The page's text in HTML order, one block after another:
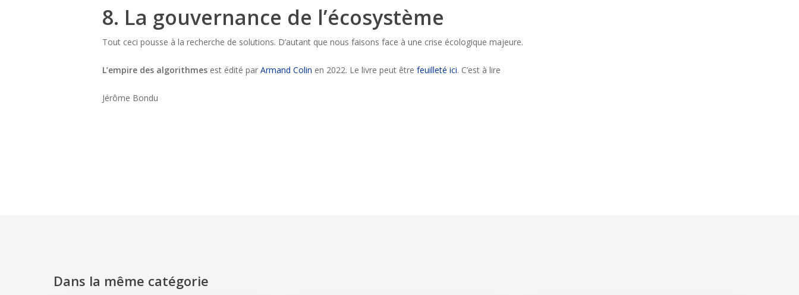
8. La gouvernance de l’écosystème
Tout ceci pousse à la recherche de solutions. D’autant que nous faisons face à une crise écologique majeure.
L’empire des algorithmes est édité par Armand Colin en 2022. Le livre peut être feuilleté ici. C’est à lire
Jérôme Bondu
Dans la même catégorie